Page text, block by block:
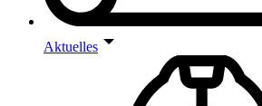
Aktuelles